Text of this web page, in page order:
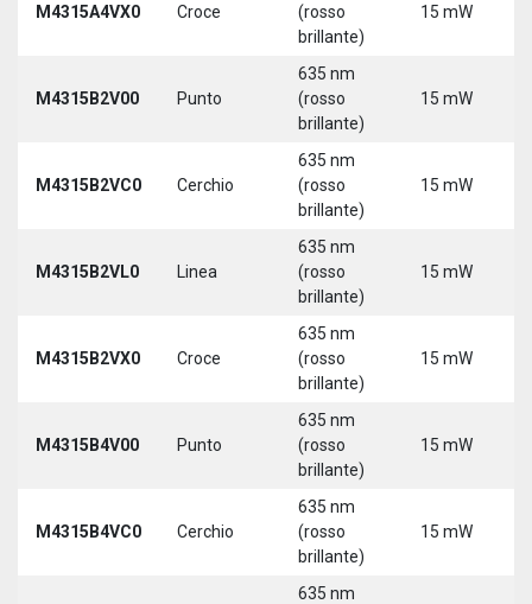
M4315A4VX0 Croce
(rosso
brillante)
15 mW
M4315B2V00 Punto
635 nm
(rosso
brillante)
15 mW
M4315B2VC0 Cerchio
635 nm
(rosso
brillante)
15 mW
M4315B2VL0 Linea
635 nm
(rosso
brillante)
15 mW
M4315B2VX0 Croce
635 nm
(rosso
brillante)
15 mW
M4315B4V00 Punto
635 nm
(rosso
brillante)
15 mW
M4315B4VC0 Cerchio
635 nm
(rosso
brillante)
15 mW
635 nm